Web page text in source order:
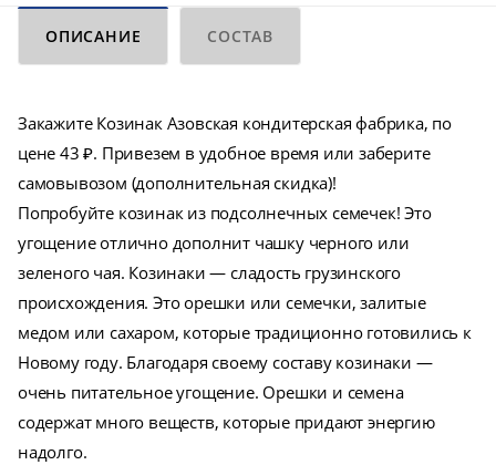
ОПИСАНИЕ СОСТАВ
Закажите Козинак Азовская кондитерская фабрика, по
цене 43 ₽. Привезем в удобное время или заберите
самовывозом (дополнительная скидка)!
Попробуйте козинак из подсолнечных семечек! Это
угощение отлично дополнит чашку черного или
зеленого чая. Козинаки — сладость грузинского
происхождения. Это орешки или семечки, залитые
медом или сахаром, которые традиционно готовились к
Новому году. Благодаря своему составу козинаки —
очень питательное угощение. Орешки и семена
содержат много веществ, которые придают энергию
надолго.